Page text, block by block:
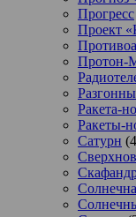
Прогресс
Проект
Протон-
Ракета-
Ракеты-
Сатурн